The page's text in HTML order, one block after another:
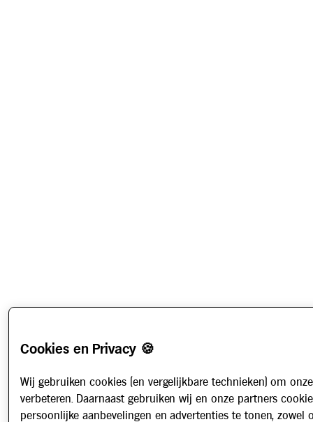
Cookies en Privacy 🍪
Wij gebruiken cookies (en vergelijkbare technieken) om
verbeteren. Daarnaast gebruiken wij en onze partners
persoonlijke aanbevelingen en advertenties te tonen, zowel